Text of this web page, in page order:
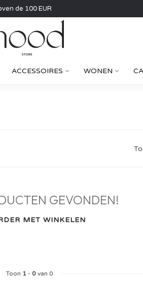
de 100 EUR
ACCESSOIRES WONEN
GEVONDEN!
MET WINKELEN
Toon 1 - 0van 0